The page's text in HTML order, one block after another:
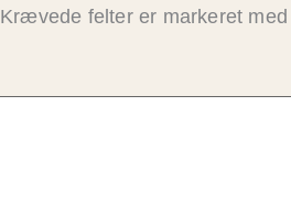
Krævede felter er markeret